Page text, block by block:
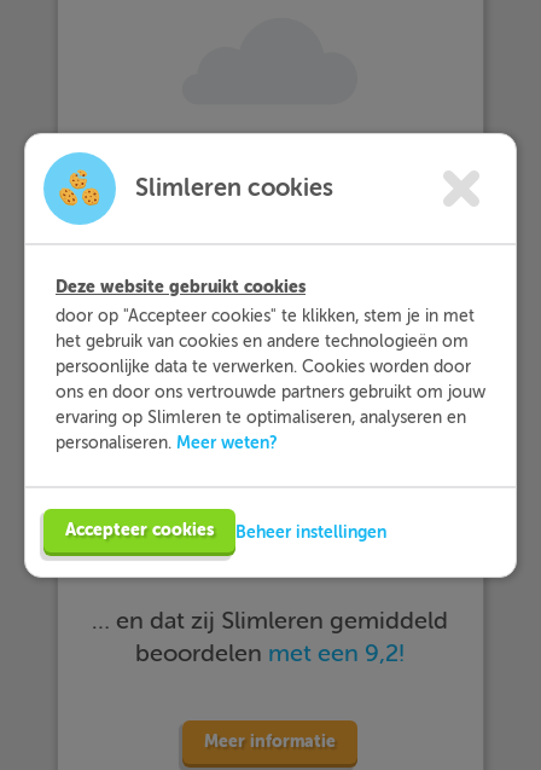
… meer dan 25.000 leerlingen met
Slimleren oefenen…
… en dat zij Slimleren gemiddeld
beoordelen met een 9,2!
Meer informatie
Slimleren cookies
Deze website gebruikt cookies
door op "Accepteer cookies" te klikken, stem je in met
het gebruik van cookies en andere technologieën om
persoonlijke data te verwerken. Cookies worden door
ons en door ons vertrouwde partners gebruikt om jouw
ervaring op Slimleren te optimaliseren, analyseren en
personaliseren. Meer weten?
Accepteer cookies Beheer instellingen